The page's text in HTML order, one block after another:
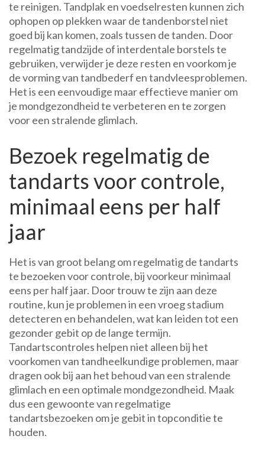
te reinigen. Tandplak en voedselresten kunnen zich
ophopen op plekken waar de tandenborstel niet
goed bij kan komen, zoals tussen de tanden. Door
regelmatig tandzijde of interdentale borstels te
gebruiken, verwijder je deze resten en voorkom je
de vorming van tandbederf en tandvleesproblemen.
Het is een eenvoudige maar effectieve manier om
je mondgezondheid te verbeteren en te zorgen
voor een stralende glimlach.
Bezoek regelmatig de
tandarts voor controle,
minimaal eens per half
jaar
Het is van groot belang om regelmatig de tandarts
te bezoeken voor controle, bij voorkeur minimaal
eens per half jaar. Door trouw te zijn aan deze
routine, kun je problemen in een vroeg stadium
detecteren en behandelen, wat kan leiden tot een
gezonder gebit op de lange termijn.
Tandartscontroles helpen niet alleen bij het
voorkomen van tandheelkundige problemen, maar
dragen ook bij aan het behoud van een stralende
glimlach en een optimale mondgezondheid. Maak
dus een gewoonte van regelmatige
tandartsbezoeken om je gebit in topconditie te
houden.